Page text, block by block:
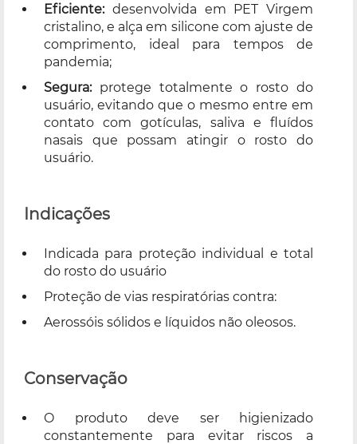
Eficiente:desenvolvida em PET Virgem
cristalino, e alça em silicone com ajuste de
comprimento, ideal para tempos de
pandemia;
Segura:protege totalmente o rosto do
usuário, evitando que o mesmo entre em
contato com gotículas, saliva e fluídos
nasais que possam atingir o rosto do
usuário.
Indicações
Indicada para proteção individual e total
do rosto do usuário
Proteção de vias respiratórias contra:
Aerossóis sólidos e líquidos não oleosos.
Conservação
O produto deve ser higienizado
constantemente para evitar riscos a